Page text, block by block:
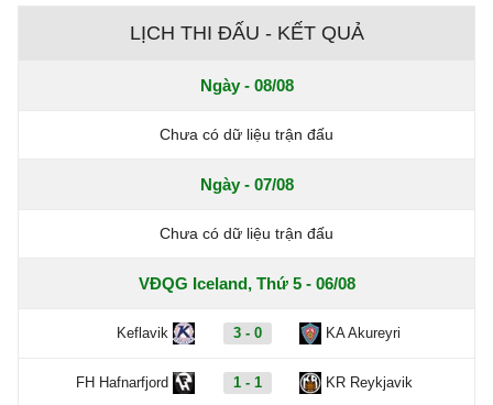
LỊCH THI ĐẤU - KẾT QUẢ
Ngày - 08/08
Chưa có dữ liệu trận đấu
Ngày - 07/08
Chưa có dữ liệu trận đấu
VĐQG Iceland, Thứ 5 - 06/08
Keflavik 3 - 0 KA Akureyri
FH Hafnarfjord 1 - 1 KR Reykjavik